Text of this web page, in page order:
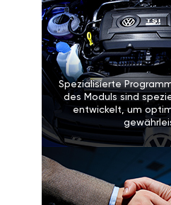
Spezialisierte
des Moduls sind
entwickelt, um